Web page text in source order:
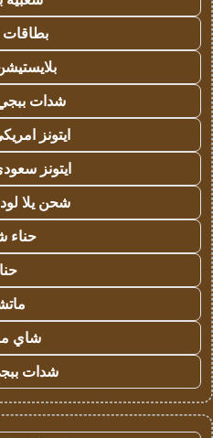
بطاقات
شدات
ايتونز
ايتونز
شحن يلا
حناء
حنا
شاي
شدات